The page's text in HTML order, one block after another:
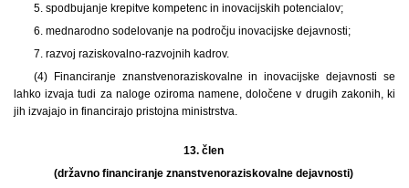
5. spodbujanje krepitve kompetenc in inovacijskih potencialov;
6. mednarodno sodelovanje na področju inovacijske dejavnosti;
7. razvoj raziskovalno-razvojnih kadrov.
(4) Financiranje znanstvenoraziskovalne in inovacijske dejavnosti se
lahko izvaja tudi za naloge oziroma namene, določene v drugih zakonih, ki
jih izvajajo in financirajo pristojna ministrstva.
13. člen
(državno financiranje znanstvenoraziskovalne dejavnosti)